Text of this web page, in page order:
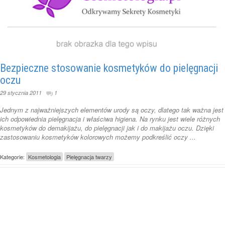
Bezpieczne stosowanie kosmetyków do pielęgnacji
oczu
29 stycznia 2011 1
Jednym z najważniejszych elementów urody są oczy, dlatego tak ważna jest
ich odpowiednia pielęgnacja i właściwa higiena. Na rynku jest wiele różnych
kosmetyków do demakijażu, do pielęgnacji jak i do makijażu oczu. Dzięki
zastosowaniu kosmetyków kolorowych możemy podkreślić oczy ...
Kategorie: Kosmetologia Pielęgnacja twarzy